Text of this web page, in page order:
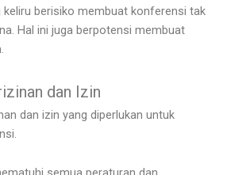
keliru berisiko membuat konferensi tak
Hal ini juga berpotensi membuat
dan Izin
dan izin yang diperlukan untuk